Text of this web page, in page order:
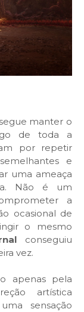
manter o
de toda a
por repetir
e
uma ameaça
Não é um
a
ocasional de
o mesmo
conseguiu
vez.
apenas pela
artística
sensação